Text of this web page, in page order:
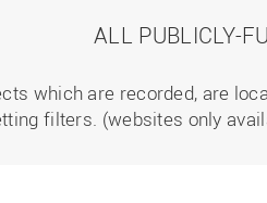
ALL PUBLICLY-
which are recorded, are
filters. (websites only